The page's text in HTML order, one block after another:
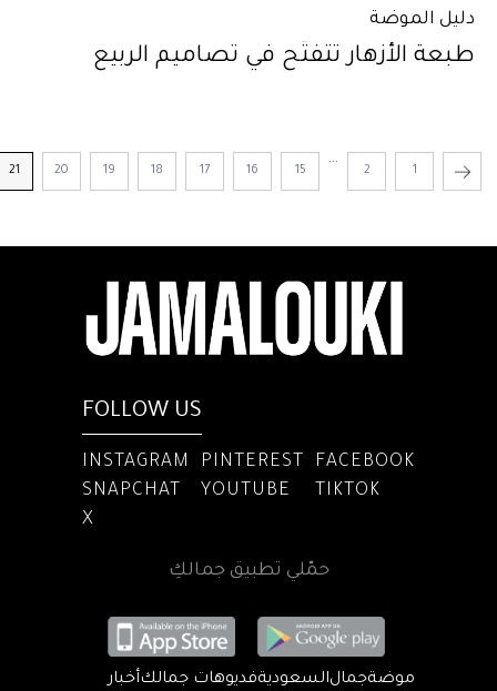
دليل الموضة
طبعة الأزهار تتفتّح في تصاميم الربيع
1
2
...
15
16
17
18
19
20
21
FOLLOW US
INSTAGRAM PINTEREST
FACEBOOK
SNAPCHAT
YOUTUBE
TIKTOK
X
حمّلي تطبيق جمالكِ
موضةجمالالسعوديةفديوهات جمالكأخبار